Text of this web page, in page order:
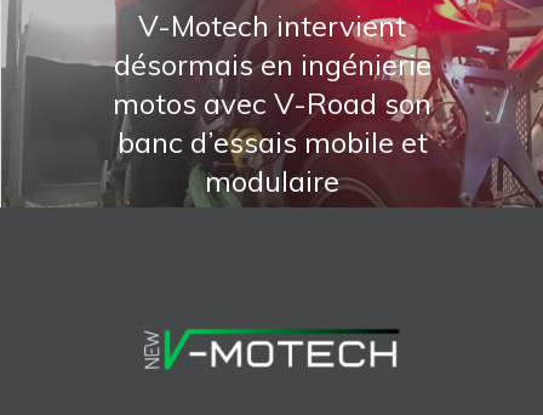
V-Motech intervient
désormais en ingénierie
motos avec V-Road son
banc d’essais mobile et
modulaire